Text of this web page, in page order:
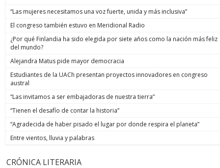
“Las mujeres necesitamos una voz fuerte, unida y más inclusiva”
El congreso también estuvo en Meridional Radio
¿Por qué Finlandia ha sido elegida por siete años como la nación más feliz
del mundo?
Alejandra Matus pide mayor democracia
Estudiantes de la UACh presentan proyectos innovadores en congreso
austral
“Las invitamos a ser embajadoras de nuestra tierra”
“Tienen el desafío de contar la historia”
“Agradecida de haber pisado el lugar por donde respira el planeta”
Entre vientos, lluvia y palabras
CRÓNICA LITERARIA